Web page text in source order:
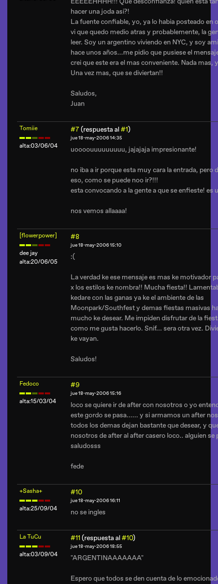
hacer una joda asi?!
La fuente confiable, yo, ya lo habia posteado en
vi que quedo medio atras y probablemente, la
leer. Soy un argentino viviendo en NYC, y soy
hace unos años...me pidio que pusiese el
crei que este era el mas conveniente. Nada mas,
Una vez mas, que se diviertan!!
Saludos,
Juan
Tomiie
alta:03/06/04
#7(respuesta al#1)
jue 18-may-2006 14:35
uoooouuuuuuuuu, jajajaja impresionante!
no iba a ir porque esta muy cara la entrada, pero
eso, como se puede noo ir?!!!
esta convocando a la gente a que se enfieste! es
nos vemos allaaaa!
[flowerpower]
dee jay
alta:20/06/05
#8
jue 18-may-2006 15:10
:(
La verdad ke ese mensaje es mas ke motivador
x los estilos ke nombra!! Mucha fiesta!!
kedare con las ganas ya ke el ambiente de las
Moonpark/Southfest y demas fiestas masivas
mucho ke desear. Me impiden disfrutar de la
como me gusta hacerlo. Snif... sera otra vez.
ke vayan.
Saludos!
Fedoco
alta:15/03/04
#9
jue 18-may-2006 15:16
loco se quiere ir de after con nosotros o yo
este gordo se pasa...... y si armamos un after
todos los demas dejan bastante que desear, y
nosotros de after al after casero loco.. alguien se
saludosss
fede
+Sasha+
alta:25/09/04
#10
jue 18-may-2006 16:11
no se ingles
La TuCu
alta:03/09/04
#11 (respuesta al#10)
jue 18-may-2006 18:55
"ARGENTINAAAAAAA"
Espero que todos se den cuenta de lo